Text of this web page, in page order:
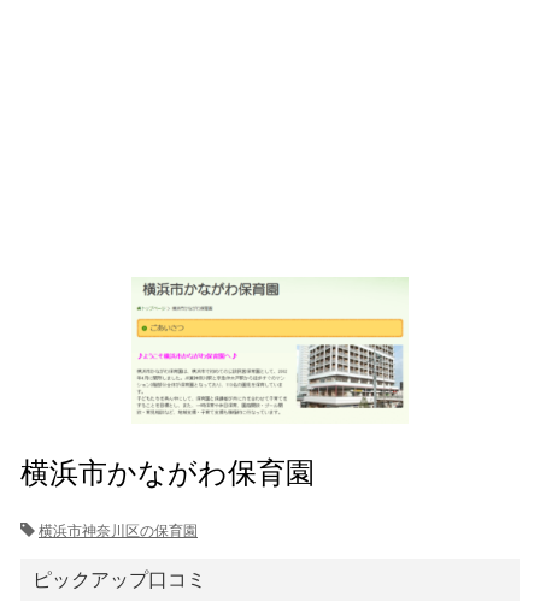
横浜市かながわ保育園
横浜市神奈川区の保育園
ピックアップ口コミ